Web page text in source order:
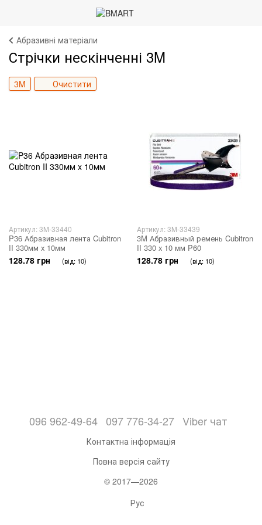
Абразивні матеріали
Стрічки нескінченні 3M
3M Очистити
Артикул: 3M-33440
P36 Абразивная лента Cubitron
II 330мм x 10мм
128.78 грн (від: 10)
Артикул: 3M-33439
3M Абразивный ремень Cubitron
II 330 x 10 мм P60
128.78 грн (від: 10)
096 962-49-64 097 776-34-27 Viber чат
Контактна інформація
Повна версія сайту
© 2017—2026
Рус